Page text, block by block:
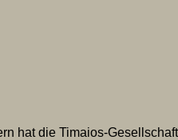
hat die Timaios-